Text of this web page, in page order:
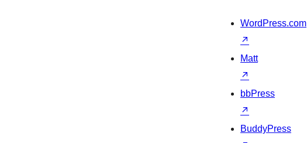
WordPress.com
↗
Matt
↗
bbPress
↗
BuddyPress